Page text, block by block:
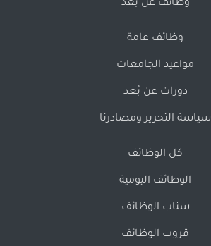
وظائف عن بُعد
وظائف عامة
مواعيد الجامعات
دورات عن بُعد
سياسة التحرير ومصادرنا
كل الوظائف
الوظائف اليومية
سناب الوظائف
قروب الوظائف